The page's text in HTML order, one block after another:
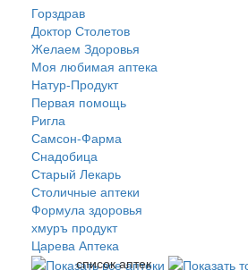
Горздрав
Доктор Столетов
Желаем Здоровья
Моя любимая аптека
Натур-Продукт
Первая помощь
Ригла
Самсон-Фарма
Снадобица
Старый Лекарь
Столичные аптеки
Формула здоровья
хмуръ продукт
Царева Аптека
список аптек